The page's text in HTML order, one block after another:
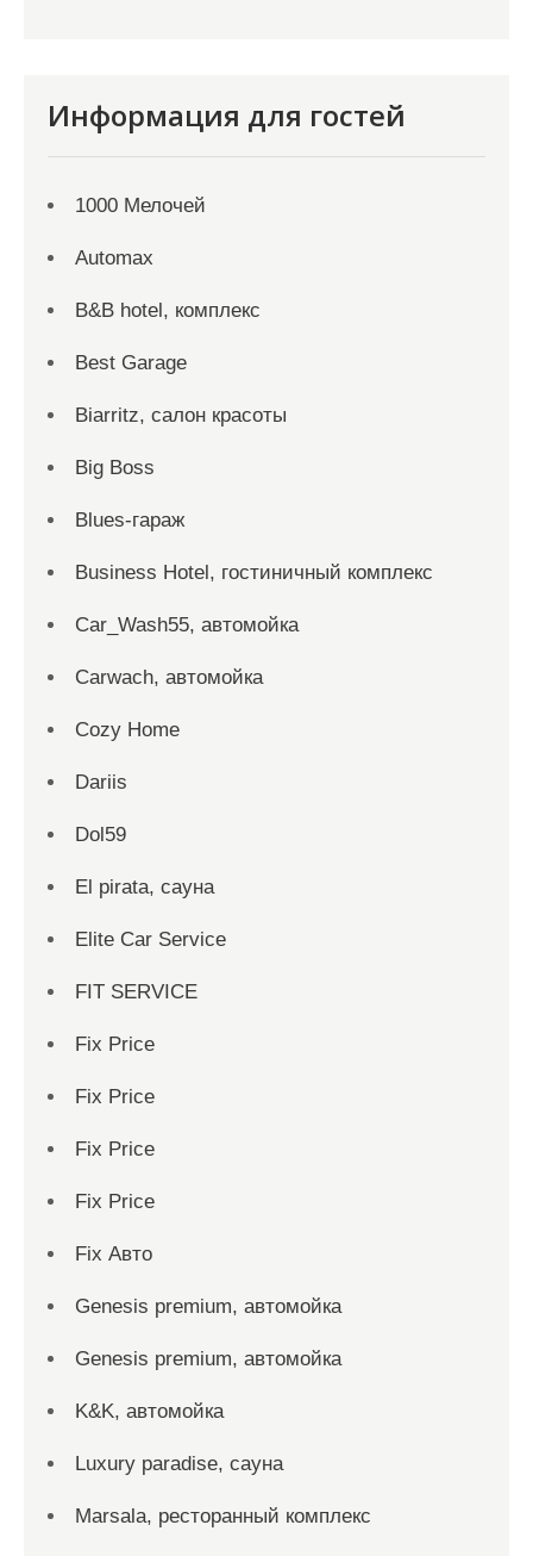
Информация для гостей
1000 Мелочей
Automax
B&B hotel, комплекс
Best Garage
Biarritz, салон красоты
Big Boss
Blues-гараж
Business Hotel, гостиничный комплекс
Car_Wash55, автомойка
Carwach, автомойка
Cozy Home
Dariis
Dol59
El pirata, сауна
Elite Car Service
FIT SERVICE
Fix Price
Fix Price
Fix Price
Fix Price
Fix Авто
Genesis premium, автомойка
Genesis premium, автомойка
K&K, автомойка
Luxury paradise, сауна
Marsala, ресторанный комплекс